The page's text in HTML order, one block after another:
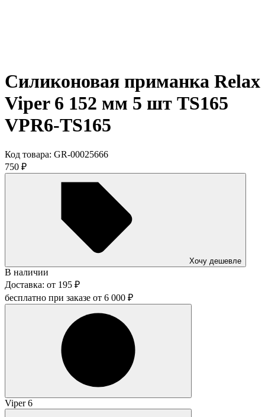
Силиконовая приманка Relax
Viper 6 152 мм 5 шт TS165
VPR6-TS165
Код товара: GR-00025666
750 ₽
Хочу дешевле
В наличии
Доставка: от 195 ₽
бесплатно при заказе от 6 000 ₽
Viper 6